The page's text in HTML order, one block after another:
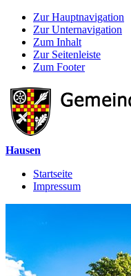
Zur Hauptnavigation
Zur Unternavigation
Zum Inhalt
Zur Seitenleiste
Zum Footer
Hausen
Startseite
Impressum